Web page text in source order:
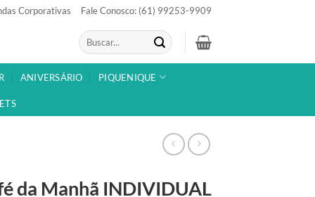
Corporativas Fale Conosco: (61) 99253-9909
Pesquisar
por:
ANIVERSÁRIO PIQUENIQUE
da Manhã INDIVIDUAL